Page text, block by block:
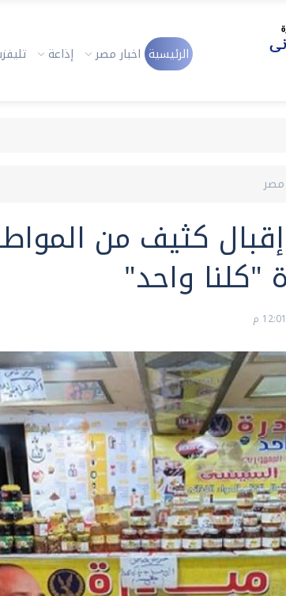
الرئيسية اخبار مصر إذاعة
مصر
87 .. إقبال كثيف من
"كلنا واحد"